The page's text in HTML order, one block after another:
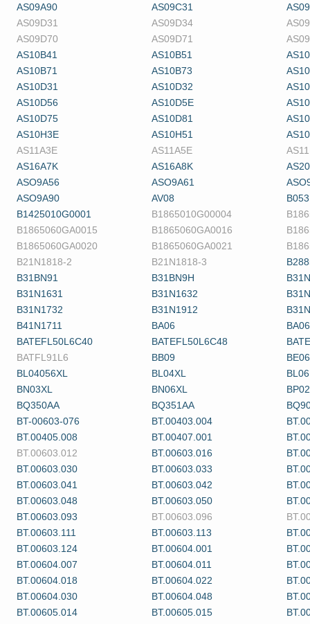
AS09A90
AS09C31
AS09D31
AS09D34
AS09D70
AS09D71
AS10B41
AS10B51
AS10B71
AS10B73
AS10D31
AS10D32
AS10D56
AS10D5E
AS10D75
AS10D81
AS10H3E
AS10H51
AS11A3E
AS11A5E
AS16A7K
AS16A8K
ASO9A56
ASO9A61
ASO9A90
AV08
B1425010G0001
B1865010G00004
B1865060GA0015
B1865060GA0016
B1865060GA0020
B1865060GA0021
B21N1818-2
B21N1818-3
B31BN91
B31BN9H
B31N1631
B31N1632
B31N1732
B31N1912
B41N1711
BA06
BATEFL50L6C40
BATEFL50L6C48
BATFL91L6
BB09
BL04056XL
BL04XL
BL06
BN03XL
BN06XL
BQ350AA
BQ351AA
BT-00603-076
BT.00403.004
BT.00405.008
BT.00407.001
BT.00603.012
BT.00603.016
BT.00603.030
BT.00603.033
BT.00603.041
BT.00603.042
BT.00603.048
BT.00603.050
BT.00603.093
BT.00603.096
BT.00603.111
BT.00603.113
BT.00603.124
BT.00604.001
BT.00604.007
BT.00604.011
BT.00604.018
BT.00604.022
BT.00604.030
BT.00604.048
BT.00605.014
BT.00605.015